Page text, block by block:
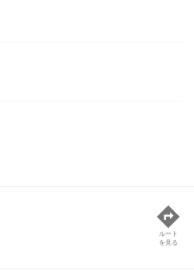
ルート
を見る